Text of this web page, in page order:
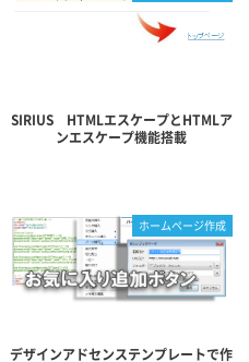
SIRIUS HTMLエスケープとHTMLア
ンエスケープ機能搭載
ホームページ作成
デザインアドセンステンプレートで作